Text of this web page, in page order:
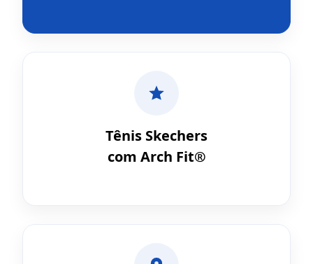
Tênis Skechers
com Arch Fit®